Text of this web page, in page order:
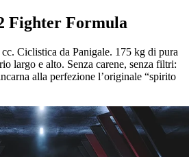
Fighter Formula
Ciclistica da Panigale. 175 kg di pura
largo e alto. Senza carene, senza filtri:
alla perfezione l’originale “spirito